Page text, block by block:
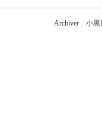
Archiver 小黑